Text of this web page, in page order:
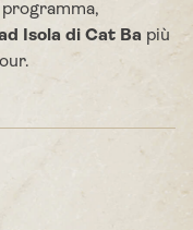
Isola di Cat Ba più